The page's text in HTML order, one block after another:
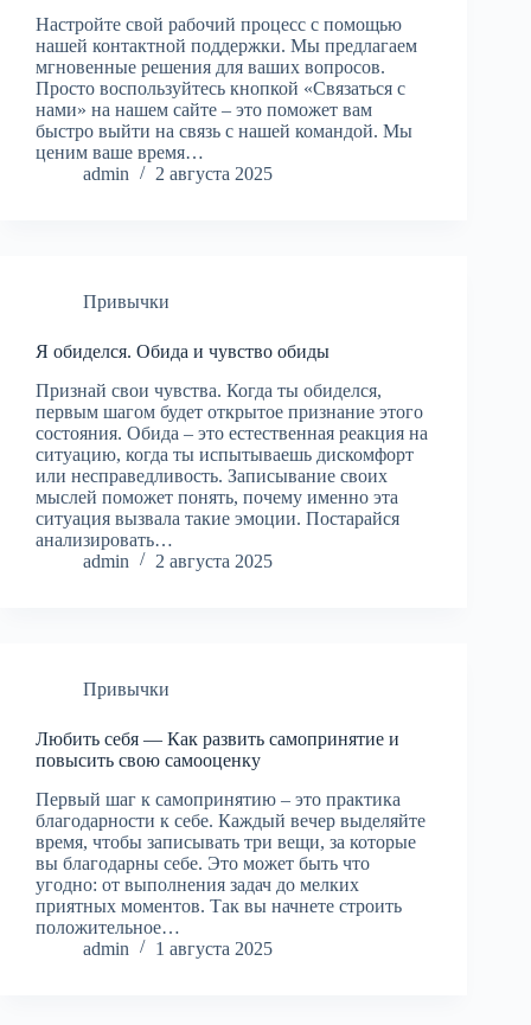
Настройте свой рабочий процесс с помощью
нашей контактной поддержки. Мы предлагаем
мгновенные решения для ваших вопросов.
Просто воспользуйтесь кнопкой «Связаться с
нами» на нашем сайте – это поможет вам
быстро выйти на связь с нашей командой. Мы
ценим ваше время…
admin
2 августа 2025
Привычки
Я обиделся. Обида и чувство обиды
Признай свои чувства. Когда ты обиделся,
первым шагом будет открытое признание этого
состояния. Обида – это естественная реакция на
ситуацию, когда ты испытываешь дискомфорт
или несправедливость. Записывание своих
мыслей поможет понять, почему именно эта
ситуация вызвала такие эмоции. Постарайся
анализировать…
admin
2 августа 2025
Привычки
Любить себя — Как развить самопринятие и
повысить свою самооценку
Первый шаг к самопринятию – это практика
благодарности к себе. Каждый вечер выделяйте
время, чтобы записывать три вещи, за которые
вы благодарны себе. Это может быть что
угодно: от выполнения задач до мелких
приятных моментов. Так вы начнете строить
положительное…
admin
1 августа 2025